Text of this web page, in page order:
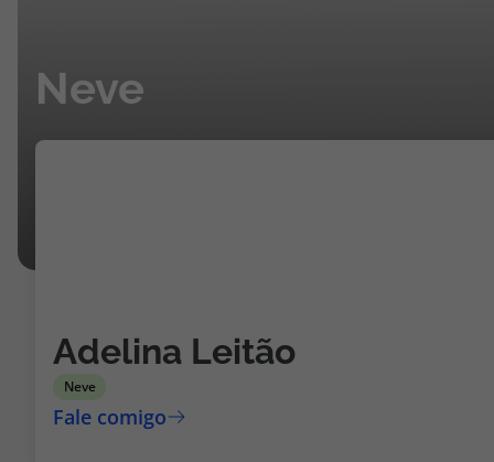
Neve
Adelina Leitão
Neve